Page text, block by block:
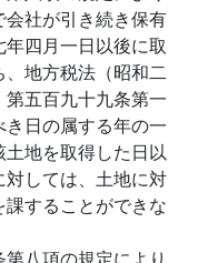
社が引き続き保有
四月一日以後に取
地方税法（昭和二
五百九十九条第一
日の属する年の一
地を取得した日以
しては、土地に対
することができな